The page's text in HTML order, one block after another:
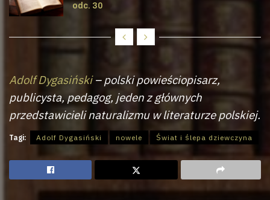
odc. 30
Adolf Dygasiński– polski powieściopisarz,
publicysta, pedagog, jeden z głównych
przedstawicieli naturalizmu w literaturze polskiej.
Tagi: Adolf Dygasiński nowele Świat i ślepa dziewczyna